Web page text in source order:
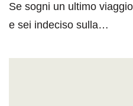
Se sogni un ultimo
e sei indeciso sulla…